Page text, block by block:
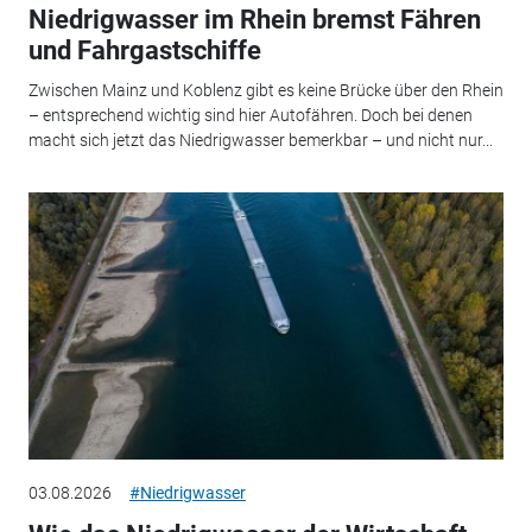
Niedrigwasser im Rhein bremst Fähren
und Fahrgastschiffe
Zwischen Mainz und Koblenz gibt es keine Brücke über den Rhein
– entsprechend wichtig sind hier Autofähren. Doch bei denen
macht sich jetzt das Niedrigwasser bemerkbar – und nicht nur...
03.08.2026 #Niedrigwasser